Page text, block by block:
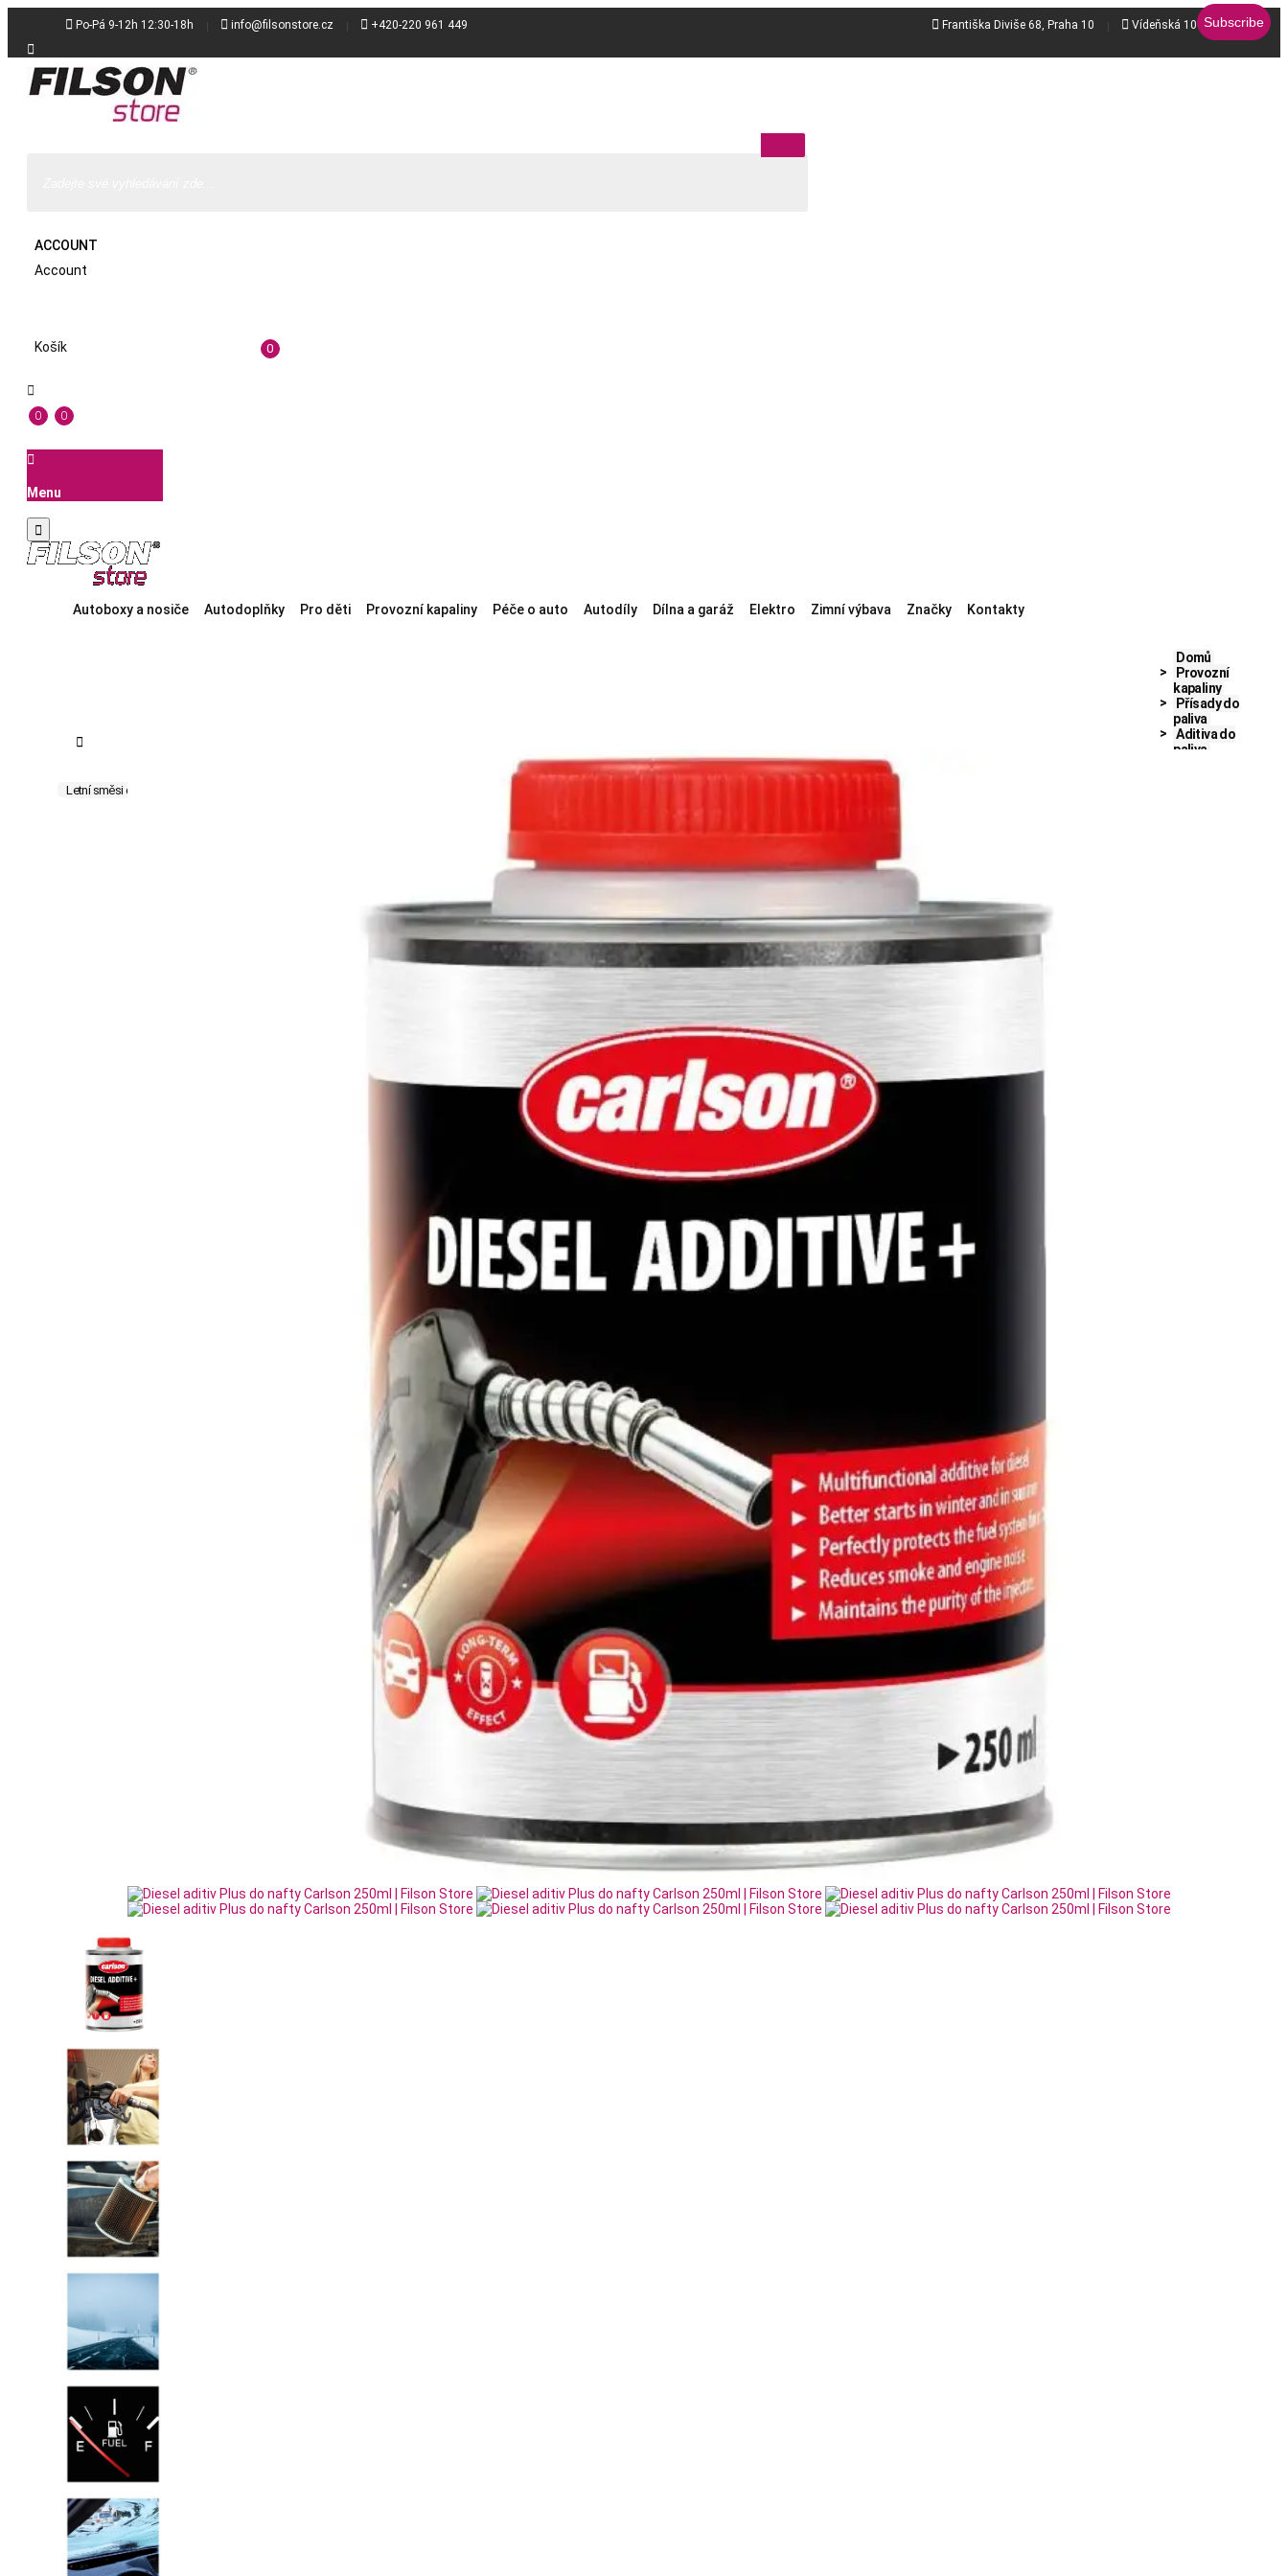
 Po-Pá 9-12h 12:30-18h  info@filsonstore.cz  +420-220 961 449  Františka Diviše 68, Praha 10  Vídeňská 106b, Brno - jih

ACCOUNT
Account
Košík 0

0 0

Menu

Autoboxy a nosiče Autodoplňky Pro děti Provozní kapaliny Péče o auto Autodíly Dílna a garáž Elektro Zimní výbava Značky Kontakty
Domů
Provozní
kapaliny
Přísady do
paliva
Aditiva do
paliva
Letní směsi do ostřikovačů Brzdové kapaliny
